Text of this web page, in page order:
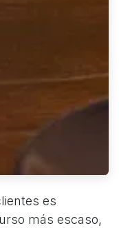
es
más escaso,